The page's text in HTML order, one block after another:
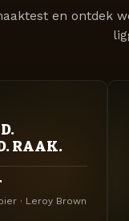
en ontdek
RAAK.
· Leroy Brown